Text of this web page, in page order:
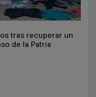
tras recuperar un
de la Patria